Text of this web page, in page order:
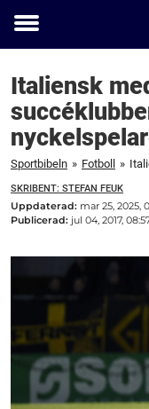
Toggle
Italiensk
Sportbibeln » Fotboll »
SKRIBENT: STEFAN FEUK
Uppdaterad: mar 25, 2025,
Publicerad: jul 04, 2017,